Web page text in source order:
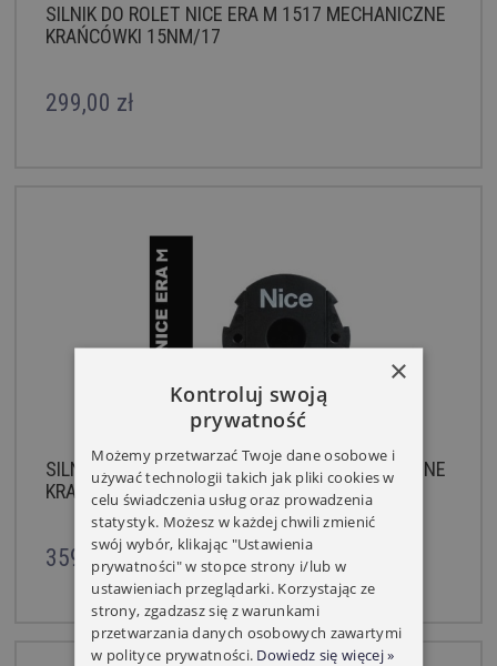
SILNIK DO ROLET NICE ERA M 1517 MECHANICZNE
KRAŃCÓWKI 15NM/17
299,00 zł
SILNIK DO ROLET NICE ERA M 3017 MECHANICZNE
KRAŃCÓWKI 30NM/17
359,00 zł
×
Kontroluj swoją
prywatność
Możemy przetwarzać Twoje dane osobowe i
używać technologii takich jak pliki cookies w
celu świadczenia usług oraz prowadzenia
statystyk. Możesz w każdej chwili zmienić
swój wybór, klikając "Ustawienia
prywatności" w stopce strony i/lub w
ustawieniach przeglądarki. Korzystając ze
strony, zgadzasz się z warunkami
przetwarzania danych osobowych zawartymi
w polityce prywatności. Dowiedz się więcej »